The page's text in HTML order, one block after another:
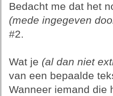
Bedacht me dat het
(mede ingegeven
#2.
Wat je (al dan niet
van een bepaalde
Wanneer iemand die